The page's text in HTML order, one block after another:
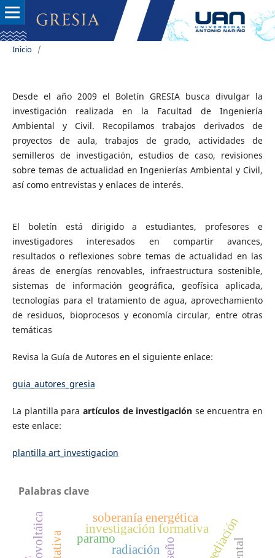
Inicio /
Desde el año 2009 el Boletín GRESIA busca divulgar la
investigación realizada en la Facultad de Ingeniería
Ambiental y Civil. Recopilamos trabajos derivados de
proyectos de aula, trabajos de grado, actividades de
semilleros de investigación, estudios de caso, revisiones
sobre temas de actualidad en Ingenierías Ambiental y Civil,
así como entrevistas y enlaces de interés.
El boletín está dirigido a estudiantes, profesores e
investigadores interesados en compartir avances,
resultados o reflexiones sobre temas de actualidad en las
áreas de energías renovables, infraestructura sostenible,
sistemas de información geográfica, geofísica aplicada,
tecnologías para el tratamiento de agua, aprovechamiento
de residuos, bioprocesos y economía circular, entre otras
temáticas
Revisa la Guía de Autores en el siguiente enlace:
guia_autores_gresia
La plantilla para artículos de investigación se encuentra en
este enlace:
plantilla art_investigacion
Palabras clave
investigación formativa
soberanía energética
radiación
paramo